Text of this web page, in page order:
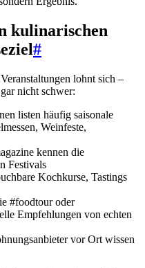
kulinarischen
#
lohnt sich –
nicht schwer:
listen häufig saisonale
Weinfeste,
kennen die
Festivals
Kochkurse, Tastings
#foodtour oder
Empfehlungen von echten
vor Ort wissen